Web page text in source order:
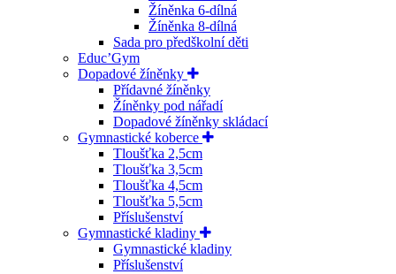
Žíněnka 6-dílná
Žíněnka 8-dílná
Sada pro předškolní děti
Educ’Gym
Dopadové žíněnky
Přídavné žíněnky
Žíněnky pod nářadí
Dopadové žíněnky skládací
Gymnastické koberce
Tloušťka 2,5cm
Tloušťka 3,5cm
Tloušťka 4,5cm
Tloušťka 5,5cm
Příslušenství
Gymnastické kladiny
Gymnastické kladiny
Příslušenství